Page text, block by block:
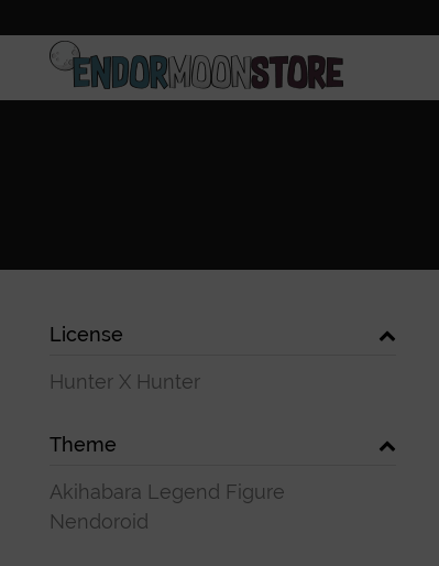
Home Pre-Orders
License
Hunter X Hunter
Theme
Akihabara Legend Figure
Nendoroid